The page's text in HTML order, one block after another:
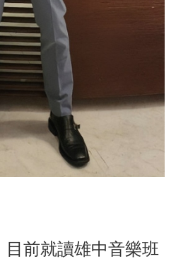
前就讀雄中音樂班